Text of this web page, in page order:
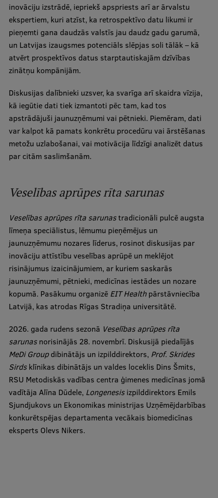
inovāciju izstrādē, iepriekš apspriests arī ar ārvalstu
ekspertiem, kuri atzīst, ka retrospektīvo datu likumi ir
pieņemti gana daudzās valstīs jau daudz gadu garumā,
un Latvijas izaugsmes potenciāls slēpjas soli tālāk – kā
atvērt prospektīvos datus starptautiskajām dzīvības
zinātņu kompānijām.
Diskusijas dalībnieki uzsver, ka svarīga arī skaidra vīzija,
kā iegūtie dati tiek izmantoti pēc tam, kad tos
apstrādājuši jaunuzņēmumi vai pētnieki. Piemēram, dati
var kalpot kā pamats konkrētu procedūru vai ārstēšanas
metožu uzlabošanai, vai motivācija līdzīgi analizēt datus
par citām saslimšanām.
Veselības aprūpes rīta sarunas
Veselības aprūpes rīta sarunastradicionāli pulcē augsta
līmeņa speciālistus, lēmumu pieņēmējus un
jaunuzņēmumu nozares līderus, rosinot diskusijas par
inovāciju attīstību veselības aprūpē un meklējot
risinājumus izaicinājumiem, ar kuriem saskarās
jaunuzņēmumi, pētnieki, medicīnas iestādes un nozare
kopumā. Pasākumu organizē EIT Healthpārstāvniecība
Latvijā, kas atrodas Rīgas Stradiņa universitātē.
2026. gada rudens sezonā Veselības aprūpes rīta
sarunasnorisinājās 28. novembrī. Diskusijā piedalījās
MeDi Groupdibinātājs un izpilddirektors, Prof. Skrides
Sirdsklīnikas dibinātājs un valdes loceklis Dins Šmits,
RSU Metodiskās vadības centra ģimenes medicīnas jomā
vadītāja Alīna Dūdele, Longenesisizpilddirektors Emils
Sjundjukovs un Ekonomikas ministrijas Uzņēmējdarbības
konkurētspējas departamenta vecākais biomedicīnas
eksperts Olevs Nikers.